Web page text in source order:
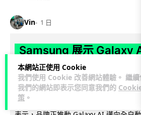
本網站正使用 Cookie
我們使用 Cookie 改善網站體驗。 繼
我們的網站即表示您同意我們的
策 。
Vin 1 日
Samsung 展示 Galaxy
手機毋須輸入文字 轉向
作
Samsung 電子 MX 部門顧客體驗辦公室